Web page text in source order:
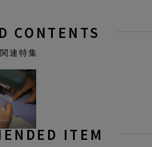
CONTENTS
関連特集
ITEM